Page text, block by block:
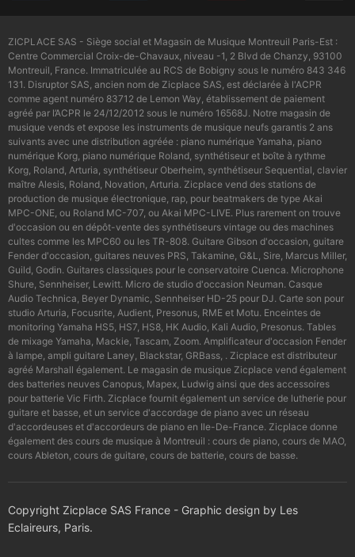
ZICPLACE SAS - Siège social et Magasin de Musique Montreuil Paris-Est :
Centre Commercial Croix-de-Chavaux, niveau -1, 2 Blvd de Chanzy, 93100
Montreuil, France. Immatriculée au RCS de Bobigny sous le numéro 843 346
131. Disruptor SAS, ancien nom de Zicplace SAS, est déclarée à l'ACPR
comme agent numéro 83712 de Lemon Way, établissement de paiement
agréé par l’ACPR le 24/12/2012 sous le numéro 16568J. Notre magasin de
musique vends et expose les instruments de musique neufs garantis 2 ans
suivants avec une distribution agréée : piano numérique Yamaha, piano
numérique Korg, piano numérique Roland, synthétiseur et boîte à rythme
Korg, Roland, Arturia, synthétiseur Oberheim, synthétiseur Sequential, clavier
maître Alesis, Roland, Novation, Arturia. Zicplace vend des stations de
production de musique électronique, rap, pour beatmakers de type Akai
MPC-ONE, ou Roland MC-707, ou Akai MPC-LIVE. Plus rarement on trouve
d'occasion ou en dépôt-vente des synthétiseurs vintage ou des machines
cultes comme les MPC60 ou les TR-808. Guitare Gibson d'occasion, guitare
Fender d'occasion, guitares neuves PRS, Takamine, G&L, Sire, Marcus Miller,
Guild, Godin. Guitares classiques pour le conservatoire Cuenca. Microphone
Shure, Sennheiser, Lewitt. Micro de studio d'occasion Neuman. Casque
Audio Technica, Beyer Dynamic, Sennheiser HD-25 pour DJ. Carte son pour
studio Arturia, Focusrite, Audient, Presonus, RME et Motu. Enceintes de
monitoring Yamaha HS5, HS7, HS8, HK Audio, Kali Audio, Presonus. Tables
de mixage Yamaha, Mackie, Tascam, Zoom. Amplificateur d'occasion Fender
à lampe, ampli guitare Laney, Blackstar, GRBass, . Zicplace est distributeur
agréé Marshall également. Le magasin de musique Zicplace vend également
des batteries neuves Canopus, Mapex, Ludwig ainsi que des accessoires
pour batterie Vic Firth. Zicplace fournit également un service de lutherie pour
guitare et basse, et un service d'accordage de piano avec un réseau
d'accordeuses et d'accordeurs de piano en Ile-De-France. Zicplace donne
également des cours de musique à Montreuil : cours de piano, cours de MAO,
cours Ableton, cours de guitare, cours de batterie, cours de basse.
Copyright Zicplace SAS France - Graphic design by Les
Eclaireurs, Paris.